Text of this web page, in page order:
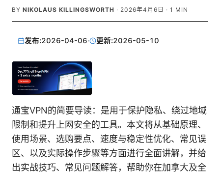
BY NIKOLAUS KILLINGSWORTH · 2026年4月6日 · 1 MIN
发布:2026-04-06· 更新:2026-05-10
通宝VPN的简要导读：是用于保护隐私、绕过地域
限制和提升上网安全的工具。本文将从基础原理、
使用场景、选购要点、速度与稳定性优化、常见误
区、以及实际操作步骤等方面进行全面讲解，并给
出实战技巧、常见问题解答，帮助你在加拿大及全